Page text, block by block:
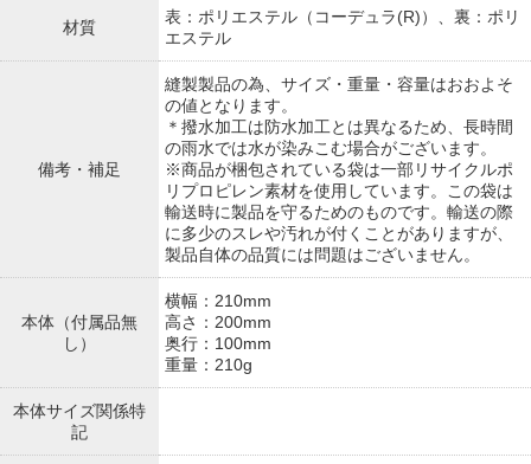
材質
表：ポリエステル（コーデュラ(R)）、裏：ポリ
エステル
備考・補足
縫製製品の為、サイズ・重量・容量はおおよそ
の値となります。
＊撥水加工は防水加工とは異なるため、長時間
の雨水では水が染みこむ場合がございます。
※商品が梱包されている袋は一部リサイクルポ
リプロピレン素材を使用しています。この袋は
輸送時に製品を守るためのものです。輸送の際
に多少のスレや汚れが付くことがありますが、
製品自体の品質には問題はございません。
本体（付属品無
し）
横幅：210mm
高さ：200mm
奥行：100mm
重量：210g
本体サイズ関係特
記